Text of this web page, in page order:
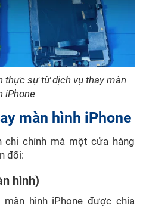
thực sự từ dịch vụ thay màn
iPhone
màn hình iPhone
chi chính mà một cửa hàng
đối:
hình)
hình iPhone được chia